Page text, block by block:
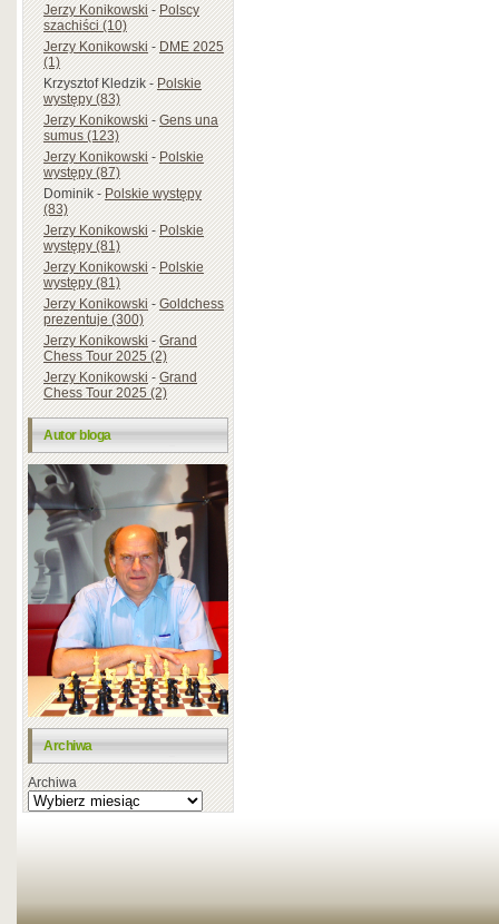
Jerzy Konikowski-Polscy
szachiści (10)
Jerzy Konikowski-DME 2025
(1)
Krzysztof Kledzik-Polskie
występy (83)
Jerzy Konikowski-Gens una
sumus (123)
Jerzy Konikowski-Polskie
występy (87)
Dominik-Polskie występy
(83)
Jerzy Konikowski-Polskie
występy (81)
Jerzy Konikowski-Polskie
występy (81)
Jerzy Konikowski-Goldchess
prezentuje (300)
Jerzy Konikowski-Grand
Chess Tour 2025 (2)
Jerzy Konikowski-Grand
Chess Tour 2025 (2)
Autor bloga
Archiwa
Archiwa